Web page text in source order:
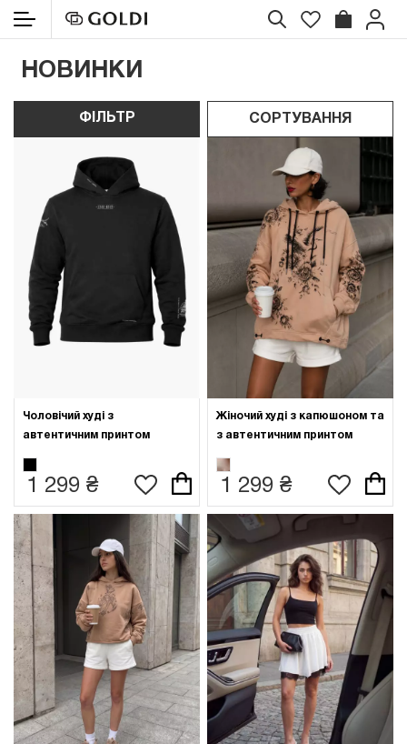
НОВИНКИ
ФІЛЬТР СОРТУВАННЯ
Чоловічий худі з
автентичним принтом
1 299 ₴
Жіночий худі з капюшоном та
з автентичним принтом
1 299 ₴